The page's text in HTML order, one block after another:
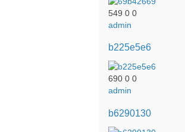
549 0 0
admin
b225e5e6
690 0 0
admin
b6290130